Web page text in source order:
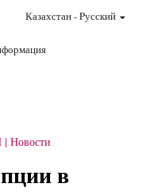
Казахстан-Pусский
Новости
в